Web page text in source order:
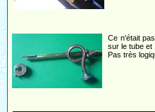
Ce n'était
sur le tube et
Pas très